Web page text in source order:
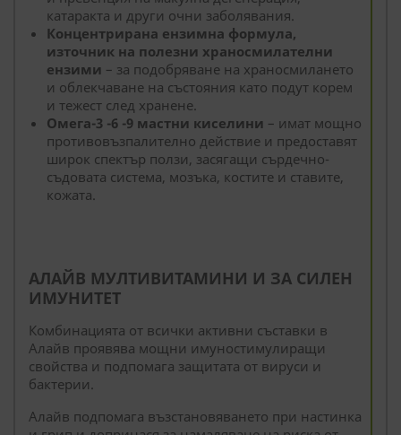
катаракта и други очни заболявания.
Концентрирана ензимна формула,
източник на полезни храносмилателни
ензими – за подобряване на храносмилането
и облекчаване на състояния като подут корем
и тежест след хранене.
Омега-3 -6 -9 мастни киселини – имат мощно
противовъзпалително действие и предоставят
широк спектър ползи, засягащи сърдечно-
съдовата система, мозъка, костите и ставите,
кожата.
АЛАЙВ МУЛТИВИТАМИНИ И ЗА СИЛЕН
ИМУНИТЕТ
Комбинацията от всички активни съставки в
Алайв проявява мощни имуностимулиращи
свойства и подпомага защитата от вируси и
бактерии.
Алайв подпомага възстановяването при настинка